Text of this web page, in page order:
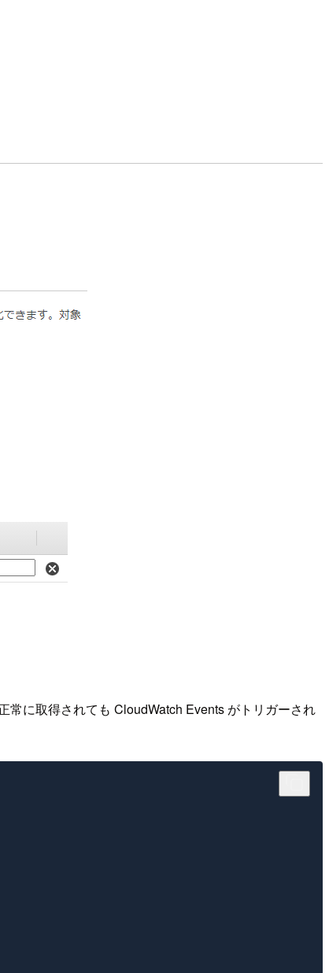
に取得されても CloudWatch Events がトリガーされ